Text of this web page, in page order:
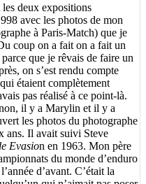
deux expositions
avec les photos de mon
à Paris-Match) que je
coup on a fait on a fait un
que je rêvais de faire un
on s’est rendu compte
étaient complètement
pas réalisé à ce point-là.
il y a Marylin et il y a
les photos du photographe
ans. Il avait suivi Steve
Evasion en 1963. Mon père
du monde d’enduro
d’avant. C’était la